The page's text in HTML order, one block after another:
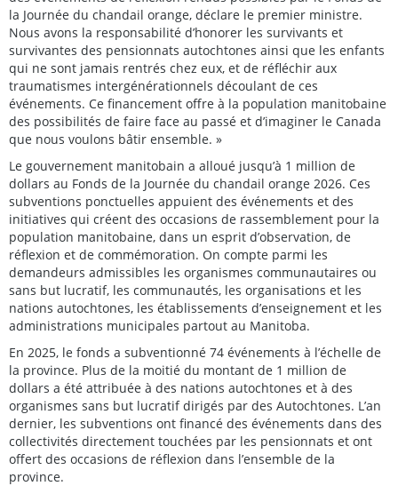
la Journée du chandail orange, déclare le premier ministre.
Nous avons la responsabilité d’honorer les survivants et
survivantes des pensionnats autochtones ainsi que les enfants
qui ne sont jamais rentrés chez eux, et de réfléchir aux
traumatismes intergénérationnels découlant de ces
événements. Ce financement offre à la population manitobaine
des possibilités de faire face au passé et d’imaginer le Canada
que nous voulons bâtir ensemble. »
Le gouvernement manitobain a alloué jusqu’à 1 million de
dollars au Fonds de la Journée du chandail orange 2026. Ces
subventions ponctuelles appuient des événements et des
initiatives qui créent des occasions de rassemblement pour la
population manitobaine, dans un esprit d’observation, de
réflexion et de commémoration. On compte parmi les
demandeurs admissibles les organismes communautaires ou
sans but lucratif, les communautés, les organisations et les
nations autochtones, les établissements d’enseignement et les
administrations municipales partout au Manitoba.
En 2025, le fonds a subventionné 74 événements à l’échelle de
la province. Plus de la moitié du montant de 1 million de
dollars a été attribuée à des nations autochtones et à des
organismes sans but lucratif dirigés par des Autochtones. L’an
dernier, les subventions ont financé des événements dans des
collectivités directement touchées par les pensionnats et ont
offert des occasions de réflexion dans l’ensemble de la
province.